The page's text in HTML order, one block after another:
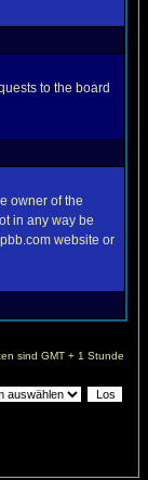
to the board
owner of the
in any way be
website or
sind GMT + 1 Stunde